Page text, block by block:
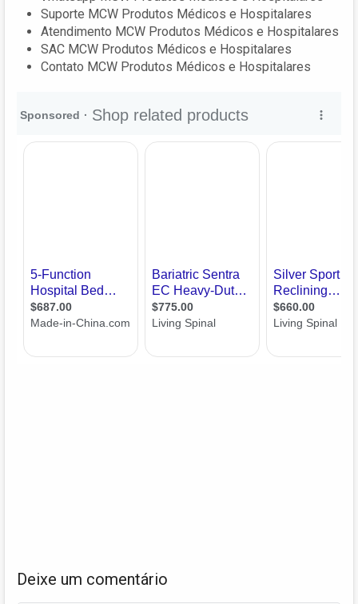
Suporte MCW Produtos Médicos e Hospitalares
Atendimento MCW Produtos Médicos e Hospitalares
SAC MCW Produtos Médicos e Hospitalares
Contato MCW Produtos Médicos e Hospitalares
Deixe um comentário